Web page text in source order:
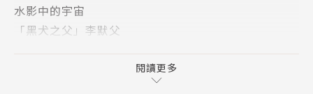
關於蔣勳：
我知道蔣勳老師這副對聯要向我說什麼，大概是提醒
化去面對更廣濶的秩序——美，甚或是不仁；一刻靜心
水影中的宇宙
「黑犬之父」李默父
閱讀更多